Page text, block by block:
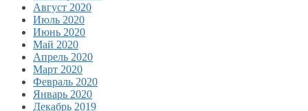
Август 2020
Июль 2020
Июнь 2020
Май 2020
Апрель 2020
Март 2020
Февраль 2020
Январь 2020
Декабрь 2019